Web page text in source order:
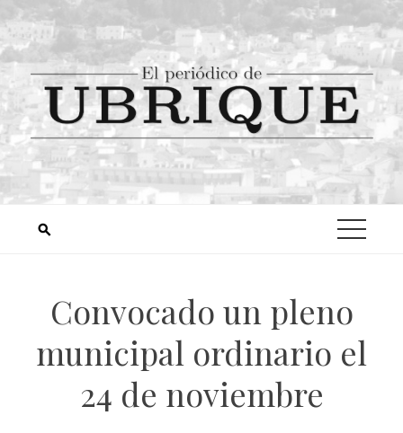
Convocado un pleno
municipal ordinario el
24 de noviembre